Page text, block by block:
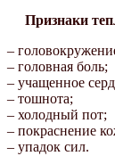
Признаки
–
– головная боль;
– учащенное
– тошнота;
– холодный пот;
– покраснение
– упадок сил.